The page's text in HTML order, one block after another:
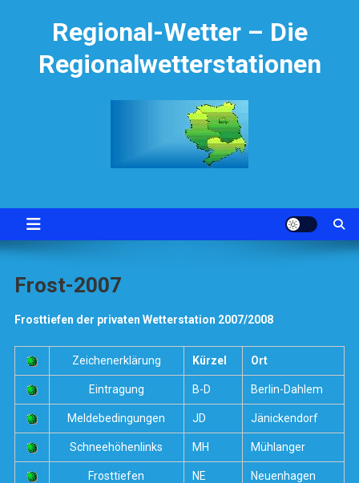
Regional-Wetter – Die
Regionalwetterstationen
Frost-2007
Frosttiefen der privaten Wetterstation 2007/2008
Zeichenerklärung Kürzel Ort
Eintragung B-D Berlin-Dahlem
Meldebedingungen JD Jänickendorf
Schneehöhenlinks MH Mühlanger
Frosttiefen NE Neuenhagen